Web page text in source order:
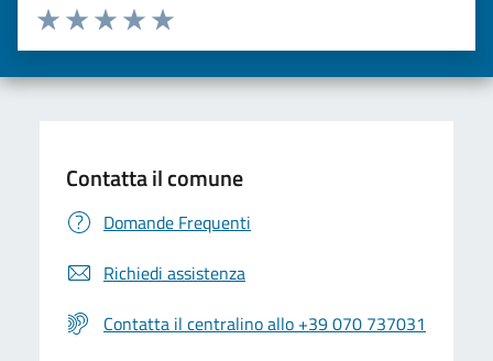
Valuta da 1 a 5 stelle la pagina
Valuta 5 stelle su 5
Valuta 4 stelle su 5
Valuta 3 stelle su 5
Valuta 2 stelle su 5
Valuta una stella su 5
Contatta il comune
Domande Frequenti
Richiedi assistenza
Contatta il centralino allo +39 070 737031